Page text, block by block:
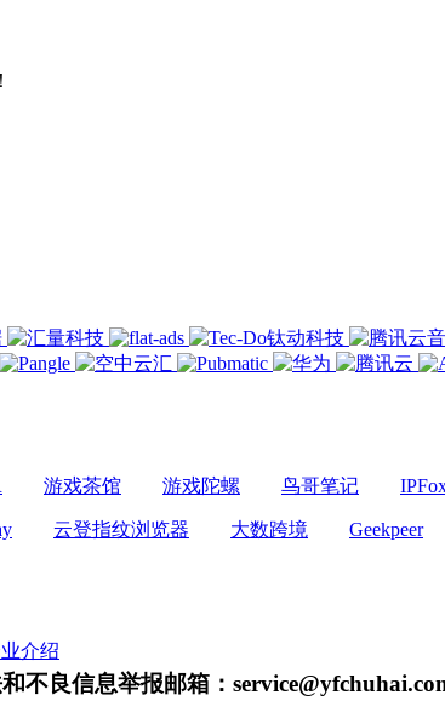
游戏茶馆 游戏陀螺 鸟哥笔记
云登指纹浏览器 大数跨境 Geekpeer
介绍
不良信息举报邮箱：